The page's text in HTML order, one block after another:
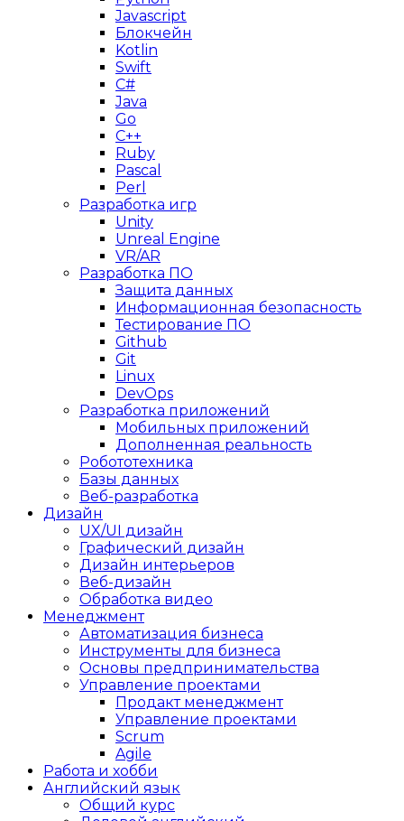
Javascript
Блокчейн
Kotlin
Swift
C#
Java
Go
C++
Ruby
Pascal
Perl
Разработка игр
Unity
Unreal Engine
VR/AR
Разработка ПО
Защита данных
Информационная безопасность
Тестирование ПО
Github
Git
Linux
DevOps
Разработка приложений
Мобильных приложений
Дополненная реальность
Робототехника
Базы данных
Веб-разработка
Дизайн
UX/UI дизайн
Графический дизайн
Дизайн интерьеров
Веб-дизайн
Обработка видео
Менеджмент
Автоматизация бизнеса
Инструменты для бизнеса
Основы предпринимательства
Управление проектами
Продакт менеджмент
Управление проектами
Scrum
Agile
Работа и хобби
Английский язык
Общий курс